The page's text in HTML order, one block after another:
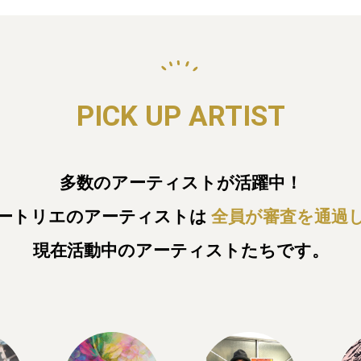
PICK UP ARTIST
多数のアーティストが活躍中！
トリエのアーティストは 全員が審査を通過
現在活動中のアーティストたちです。